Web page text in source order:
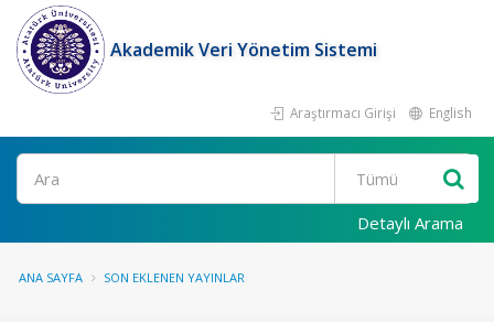
Akademik Veri Yönetim Sistemi
Araştırmacı Girişi English
Ara
Detaylı Arama
ANA SAYFA SON EKLENEN YAYINLAR